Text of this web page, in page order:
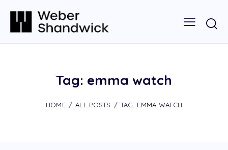
Tag: emma watch
HOME ALL POSTS TAG: EMMA WATCH